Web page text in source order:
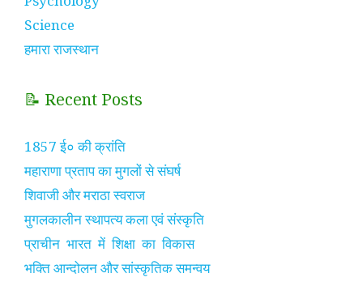
Science
हमारा राजस्थान
📝 Recent Posts
1857 ई० की क्रांति
महाराणा प्रताप का मुगलों से संघर्ष
शिवाजी और मराठा स्वराज
मुगलकालीन स्थापत्य कला एवं संस्कृति
प्राचीन भारत में शिक्षा का विकास
भक्ति आन्दोलन और सांस्कृतिक समन्वय